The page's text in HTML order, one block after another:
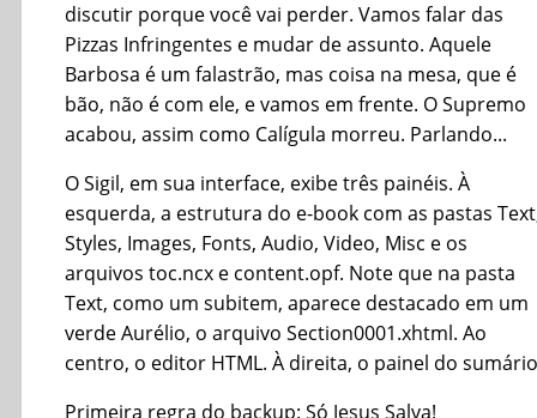
discutir porque você vai perder. Vamos falar das
Pizzas Infringentes e mudar de assunto. Aquele
Barbosa é um falastrão, mas coisa na mesa, que é
bão, não é com ele, e vamos em frente. O Supremo
acabou, assim como Calígula morreu. Parlando...
O Sigil, em sua interface, exibe três painéis. À
esquerda, a estrutura do e-book com as pastas
Styles, Images, Fonts, Audio, Video, Misc e os
arquivos toc.ncx e content.opf. Note que na pasta
Text, como um subitem, aparece destacado em um
verde Aurélio, o arquivo Section0001.xhtml. Ao
centro, o editor HTML. À direita, o painel do
Primeira regra do backup: Só Jesus Salva!